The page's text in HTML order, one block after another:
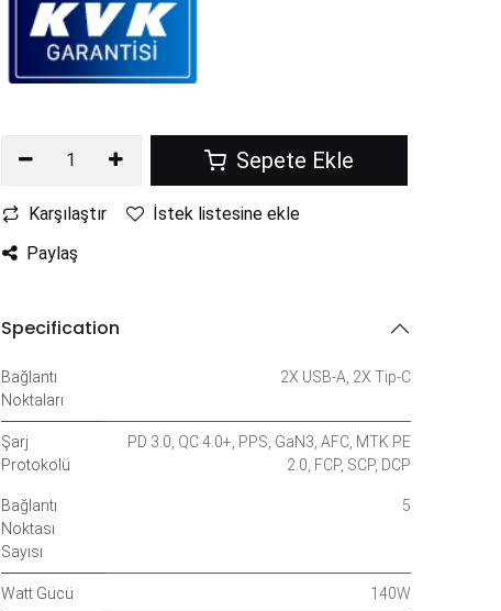
Sepete Ekle
Karşılaştır
İstek listesine ekle
Paylaş
Specification
Bağlantı
Noktaları
2X USB-A 2X Tip-C
Şarj
Protokolü
PD 3.0 QC 4.0+ PPS GaN3 AFC, MTK PE
2.0 FCP, SCP, DCP
Bağlantı
Noktası
Sayısı
5
Watt Gücü 140W